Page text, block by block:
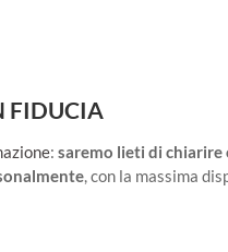
FIDUCIA
: saremo lieti di
, con la massima